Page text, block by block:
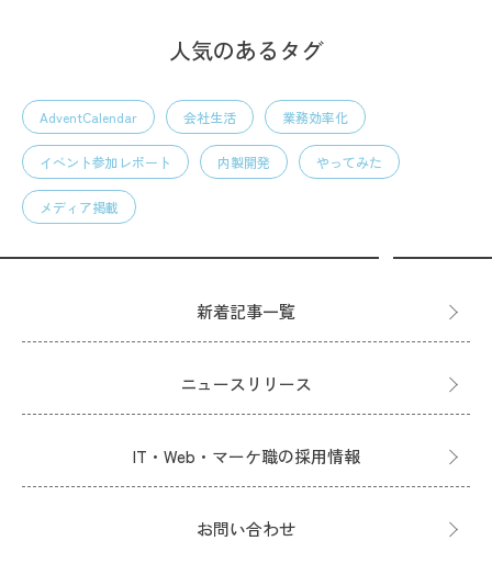
人気のあるタグ
AdventCalendar 会社生活 業務効率化
イベント参加レポート 内製開発 やってみた
メディア掲載
新着記事一覧
ニュースリリース
IT・Web・マーケ職の採用情報
お問い合わせ